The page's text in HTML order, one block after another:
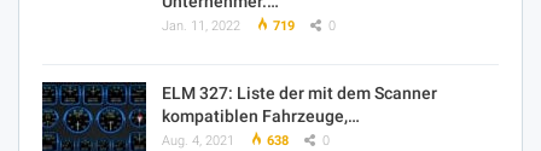
Jan. 11, 2022 719 0
ELM 327: Liste der mit dem Scanner
kompatiblen Fahrzeuge,…
Aug. 4, 2021 638 0